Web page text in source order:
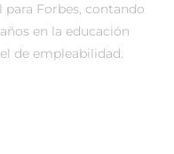
Forbes, contando
en la educación
de empleabilidad.